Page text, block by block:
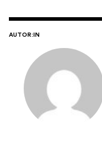
AUTOR:IN